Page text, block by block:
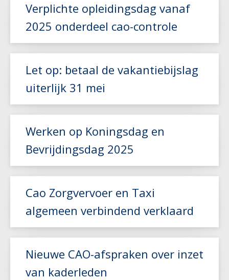
Lees meer
Verplichte opleidingsdag vanaf
2025 onderdeel cao-controle
Let op: betaal de vakantiebijslag
uiterlijk 31 mei
Lees meer
Werken op Koningsdag en
Bevrijdingsdag 2025
Cao Zorgvervoer en Taxi
algemeen verbindend verklaard
Nieuwe CAO-afspraken over inzet
van kaderleden